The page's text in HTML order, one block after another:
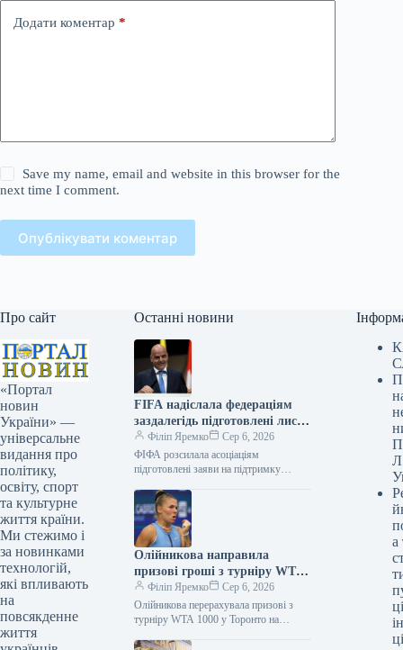
Додати коментар *
Save my name, email and website in this browser for the
next time I comment.
Опублікувати коментар
Про сайт
«Портал
новин
України» —
універсальне
видання про
політику,
освіту, спорт
та культурне
життя країни.
Ми стежимо і
за новинками
технологій,
які впливають
на
повсякденне
життя
Останні новини
FIFA надіслала федераціям
заздалегідь підготовлені листи
на підтримку переобрання
Інфантіно – Sky News
Філіп Яремко
Сер 6, 2026
ФІФА розсилала асоціаціям
підготовлені заяви на підтримку
05.08.2026 22:33 Укрінформ
Міжнародна федерація футболу
надсилала футбольним…
Олійникова направила
призові гроші з турніру WTA
1000 у Торонто на підтримку
Збройних Сил України.
Філіп Яремко
Сер 6, 2026
Олійникова перерахувала призові з
турніру WTA 1000 у Торонто на
Л
а
ці